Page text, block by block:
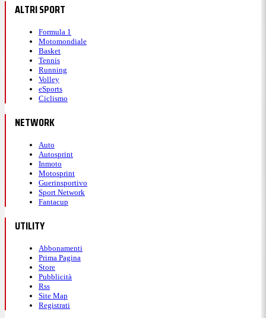
ALTRI SPORT
Formula 1
Motomondiale
Basket
Tennis
Running
Volley
eSports
Ciclismo
NETWORK
Auto
Autosprint
Inmoto
Motosprint
Guerinsportivo
Sport Network
Fantacup
UTILITY
Abbonamenti
Prima Pagina
Store
Pubblicità
Rss
Site Map
Registrati